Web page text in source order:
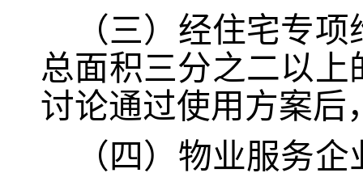
（三）经住宅专
总面积三分之二以
讨论通过使用方案后
（四）物业服务